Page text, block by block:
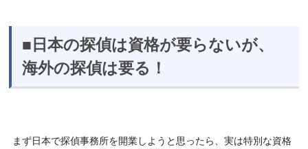
■日本の探偵は資格が要らないが、
海外の探偵は要る！
まず日本で探偵事務所を開業しようと思ったら、実は特別な資格